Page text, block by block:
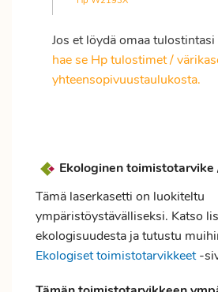
Jos et löydä omaa
hae se Hp tulostimet /
yhteensopivuustaulukosta.
Ekologinen
Tämä laserkasetti on luokiteltu
ympäristöystävälliseksi. Katso
ekologisuudesta ja tutustu
Ekologiset toimistotarvikkeet-